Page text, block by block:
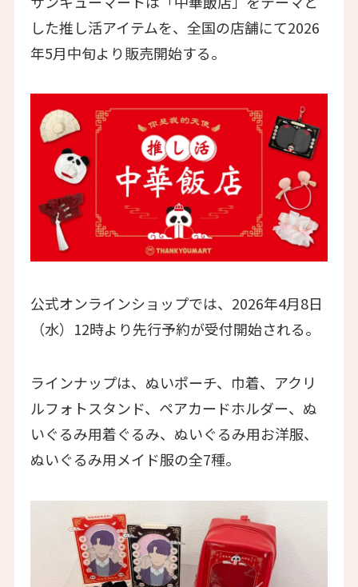
した推し活アイテムを、全国の店舗にて2026
年5月中旬より販売開始する。
公式オンラインショップでは、2026年4月8日
（水）12時より先行予約が受付開始される。
ラインナップは、ぬいポーチ、巾着、アクリ
ルフォトスタンド、ペアカードホルダー、ぬ
いぐるみ用着ぐるみ、ぬいぐるみ用お洋服、
ぬいぐるみ用メイド服の全7種。